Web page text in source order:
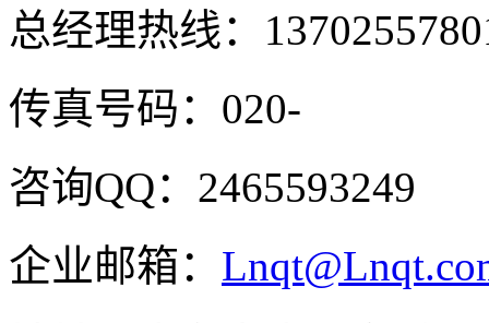
总经理热线：
传真号码：020-
咨询QQ：2465593249
企业邮箱：